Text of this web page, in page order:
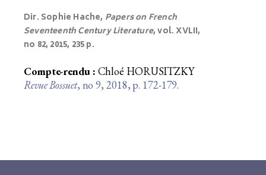
Dir. Sophie Hache, Papers on French
Seventeenth Century Literature, vol. XVLII,
no 82, 2015, 235 p.
Compte-rendu : Chloé HORUSITZKY
Revue Bossuet, no 9, 2018, p. 172-179.